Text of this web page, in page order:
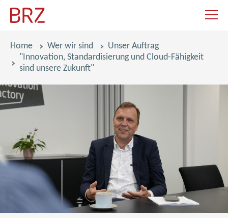
Pfadnavigation
Home Wer wir sind
Unser Auftrag
"Innovation, Standardisierung und Cloud-Fähigkeit
sind unsere Zukunft"